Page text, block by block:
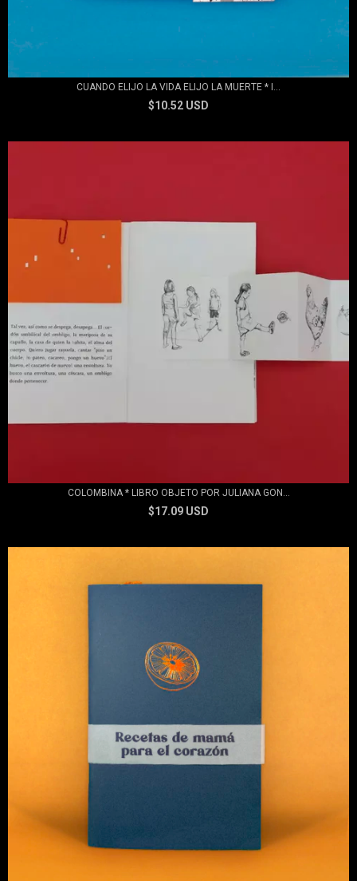
CUANDO ELIJO LA VIDA ELIJO LA MUERTE * I...
$10.52 USD
COLOMBINA * LIBRO OBJETO POR JULIANA GON...
$17.09 USD